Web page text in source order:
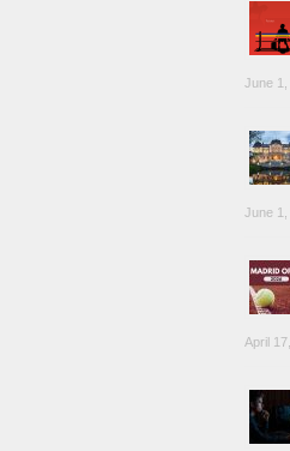
June 1,
June 1,
April